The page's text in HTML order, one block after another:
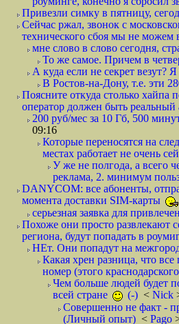
Привезли симку в пятницу,
Сейчас ржал, звонок с
технического сбоя мы не
мне слово в слово сегодня,
То же самое. Причем в
А куда если не секрет везут?
В Ростов-на-Дону, т.е. эти
Поясните откуда столько
оператор должен быть
200 руб/мес за 10 Гб, 500
09:16
Которые переносятся на
местах работает не очень
У же не полгода, а всего
реклама, 2. минимум
DANYCOM: все абоненты,
момента доставки SIM-карты
серьезная заявка для
Похоже они просто развлекают
региона, будут попадать в
НЕт. Они попадут на
Какая хрен разница, что
номер (этого
Чем больше людей будет
всей стране
(-) < Nick
Совершенно не факт -
(Личный опыт) < Pago